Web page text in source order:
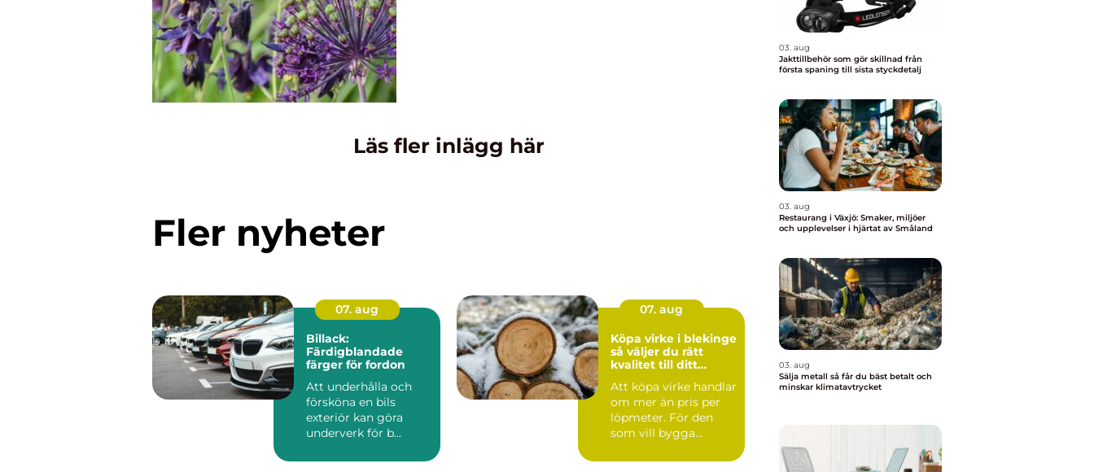
Läs fler inlägg här
Fler nyheter
07. aug
Billack:
Färdigblandade
färger för fordon
Att underhålla och
försköna en bils
exteriör kan göra
underverk för b...
07. aug
Köpa virke i blekinge
så väljer du rätt
kvalitet till ditt
Att köpa virke handlar
om mer än pris per
löpmeter. För den
som vill bygga
funk...
03. aug
Jakttillbehör som gör skillnad från
första spaning till sista styckdetalj
03. aug
Restaurang i Växjö: Smaker, miljöer
och upplevelser i hjärtat av Småland
03. aug
Sälja metall så får du bäst betalt och
minskar klimatavtrycket